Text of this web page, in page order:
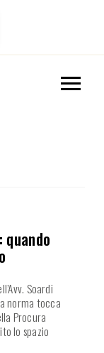
Soardi
norma tocca
Procura
lo spazio